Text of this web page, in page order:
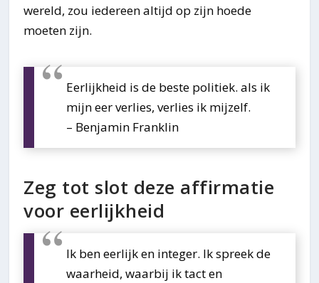
wereld, zou iedereen altijd op zijn hoede
moeten zijn.
Eerlijkheid is de beste politiek. als ik
mijn eer verlies, verlies ik mijzelf.
– Benjamin Franklin
Zeg tot slot deze affirmatie
voor eerlijkheid
Ik ben eerlijk en integer. Ik spreek de
waarheid, waarbij ik tact en